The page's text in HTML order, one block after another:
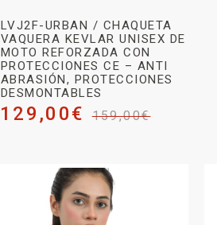
LVJ2F-URBAN / CHAQUETA
VAQUERA KEVLAR UNISEX DE
MOTO REFORZADA CON
PROTECCIONES CE – ANTI
ABRASIÓN, PROTECCIONES
DESMONTABLES
159,00€
129,00€